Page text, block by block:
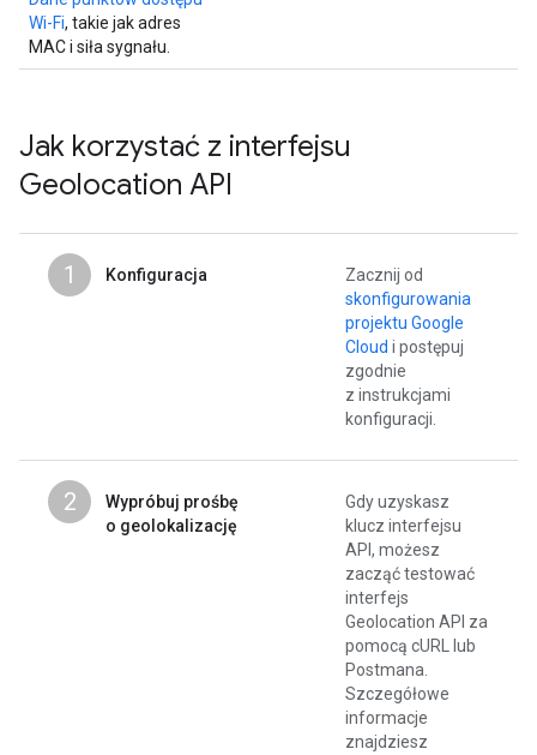
Wi-Fi, takie jak adres
MAC i siła sygnału.
Jak korzystać z interfejsu
Geolocation API
1 Konfiguracja
Zacznij od
skonfigurowania
projektu Google
Cloud i postępuj
zgodnie
z instrukcjami
konfiguracji.
2
Wypróbuj prośbę
o geolokalizację
Gdy uzyskasz
klucz interfejsu
API, możesz
zacząć testować
interfejs
Geolocation API za
pomocą cURL lub
Postmana.
Szczegółowe
informacje
znajdziesz